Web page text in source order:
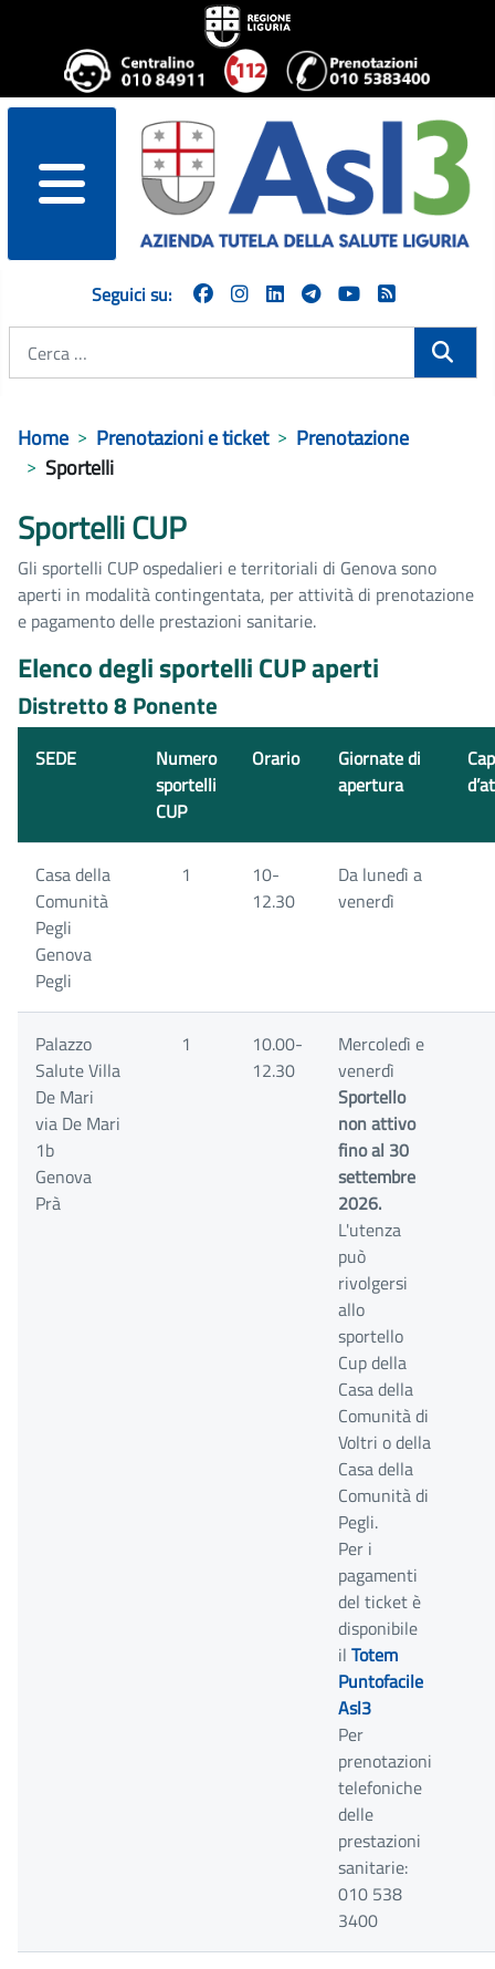
menu
Seguici su:
Home Prenotazioni e ticket
Prenotazione
Sportelli
Sportelli CUP
Gli sportelli CUP ospedalieri e territoriali di Genova sono
aperti in modalità contingentata, per attività di prenotazione
e pagamento delle prestazioni sanitarie.
Elenco degli sportelli CUP aperti
Distretto 8 Ponente
SEDE
Numero
sportelli
CUP
Orario
Giornate di
apertura
Casa della
Comunità
Pegli
Genova
Pegli
1
10-
12.30
Da lunedì a
venerdì
Palazzo
Salute Villa
De Mari
via De Mari
1b
Genova
Prà
1
10.00-
12.30
Mercoledì e
venerdì
Sportello
non attivo
fino al 30
settembre
2026.
L'utenza
può
rivolgersi
allo
sportello
Cup della
Casa della
Comunità di
Voltri o della
Casa della
Comunità di
Pegli.
Per i
pagamenti
del ticket è
disponibile
il Totem
Puntofacile
Asl3
Per
prenotazioni
telefoniche
delle
prestazioni
sanitarie:
010 538
3400